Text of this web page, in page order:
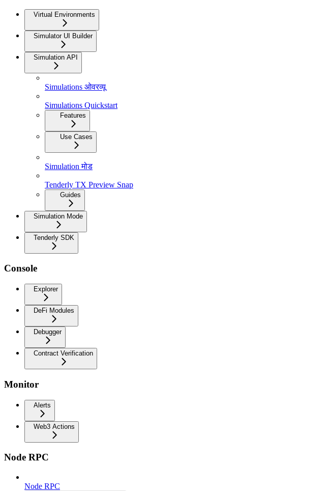
Virtual Environments
Simulator UI Builder
Simulation API
Simulations ओवरव्यू
Simulations Quickstart
Features
Use Cases
Simulation मोड
Tenderly TX Preview Snap
Guides
Simulation Mode
Tenderly SDK
Console
Explorer
DeFi Modules
Debugger
Contract Verification
Monitor
Alerts
Web3 Actions
Node RPC
Node RPC